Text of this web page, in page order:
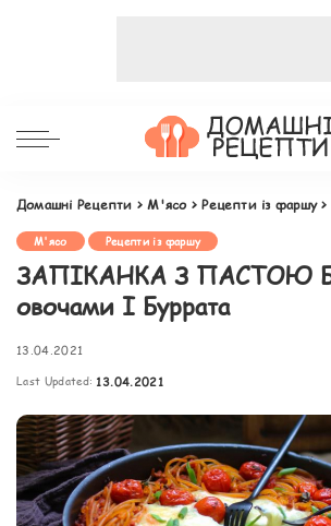
Домашні Рецепти >М'ясо>Рецепти із фаршу>
М'ясо Рецепти із фаршу
ЗАПІКАНКА З ПАСТОЮ
овочами І Буррата
13.04.2021
Last Updated: 13.04.2021